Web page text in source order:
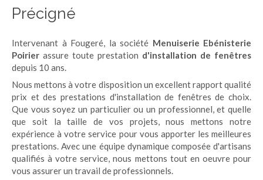
Précigné
Intervenant à Fougeré, la société Menuiserie Ebénisterie
Poirier assure toute prestation d'installation de fenêtres
depuis 10 ans.
Nous mettons à votre disposition un excellent rapport qualité
prix et des prestations d'installation de fenêtres de choix.
Que vous soyez un particulier ou un professionnel, et quelle
que soit la taille de vos projets, nous mettons notre
expérience à votre service pour vous apporter les meilleures
prestations. Avec une équipe dynamique composée d'artisans
qualifiés à votre service, nous mettons tout en oeuvre pour
vous assurer un travail de professionnels.